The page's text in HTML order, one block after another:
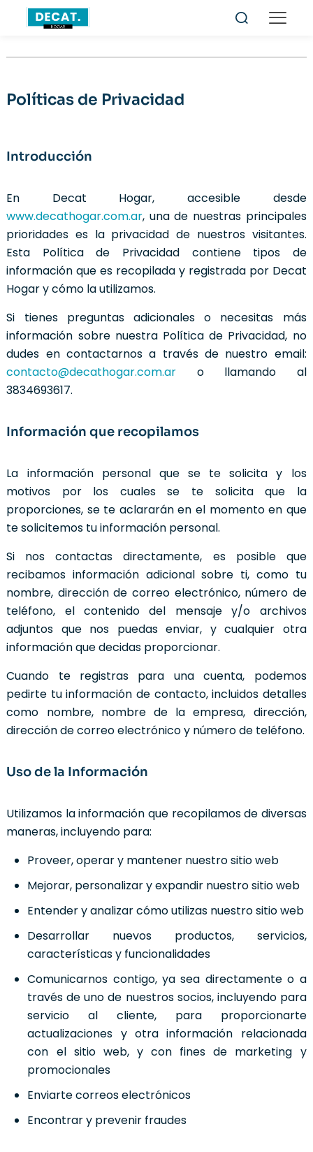
Políticas de Privacidad
Introducción
En Decat Hogar, accesible desde
www.decathogar.com.ar, una de nuestras principales
prioridades es la privacidad de nuestros visitantes.
Esta Política de Privacidad contiene tipos de
información que es recopilada y registrada por Decat
Hogar y cómo la utilizamos.
Si tienes preguntas adicionales o necesitas más
información sobre nuestra Política de Privacidad, no
dudes en contactarnos a través de nuestro email:
contacto@decathogar.com.ar o llamando al
3834693617.
Información que recopilamos
La información personal que se te solicita y los
motivos por los cuales se te solicita que la
proporciones, se te aclararán en el momento en que
te solicitemos tu información personal.
Si nos contactas directamente, es posible que
recibamos información adicional sobre ti, como tu
nombre, dirección de correo electrónico, número de
teléfono, el contenido del mensaje y/o archivos
adjuntos que nos puedas enviar, y cualquier otra
información que decidas proporcionar.
Cuando te registras para una cuenta, podemos
pedirte tu información de contacto, incluidos detalles
como nombre, nombre de la empresa, dirección,
dirección de correo electrónico y número de teléfono.
Uso de la Información
Utilizamos la información que recopilamos de diversas
maneras, incluyendo para:
Proveer, operar y mantener nuestro sitio web
Mejorar, personalizar y expandir nuestro sitio web
Entender y analizar cómo utilizas nuestro sitio web
Desarrollar nuevos productos, servicios,
características y funcionalidades
Comunicarnos contigo, ya sea directamente o a
través de uno de nuestros socios, incluyendo para
servicio al cliente, para proporcionarte
actualizaciones y otra información relacionada
con el sitio web, y con fines de marketing y
promocionales
Enviarte correos electrónicos
Encontrar y prevenir fraudes